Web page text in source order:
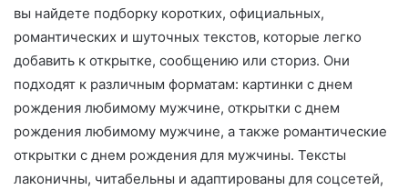
вы найдете подборку коротких, официальных,
романтических и шуточных текстов, которые легко
добавить к открытке, сообщению или сториз. Они
подходят к различным форматам: картинки с днем
рождения любимому мужчине, открытки с днем
рождения любимому мужчине, а также романтические
открытки с днем рождения для мужчины. Тексты
лаконичны, читабельны и адаптированы для соцсетей,